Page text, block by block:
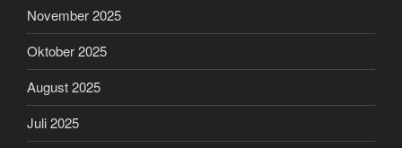
November 2025
Oktober 2025
August 2025
Juli 2025